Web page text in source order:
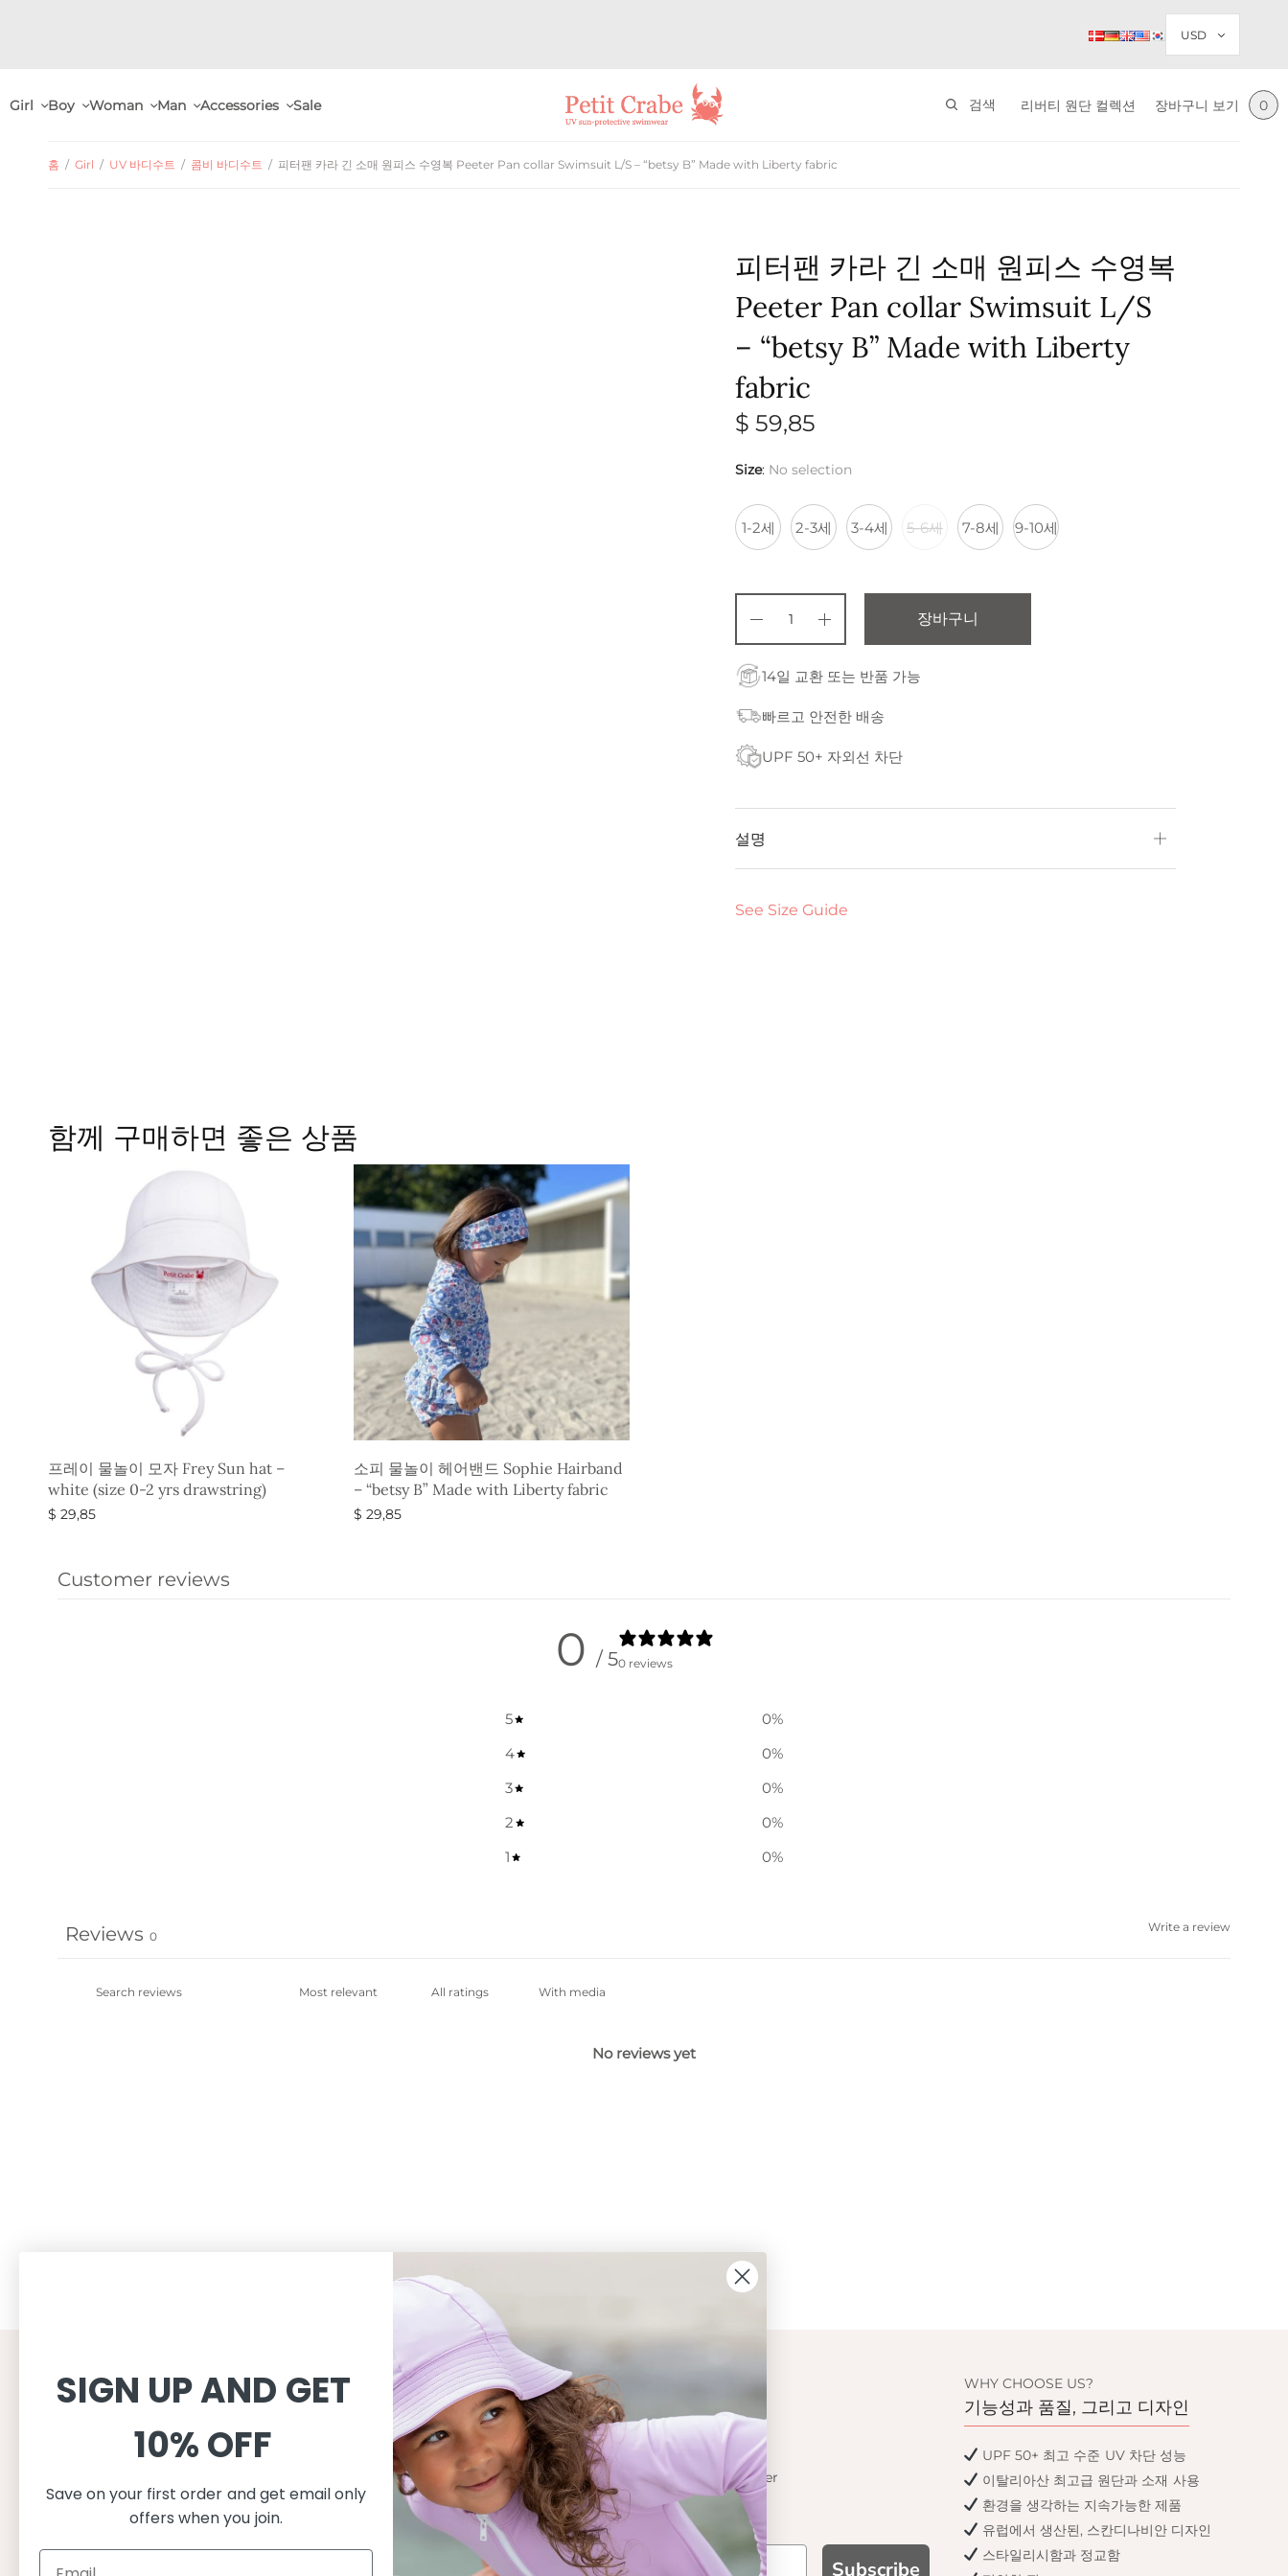
Girl Boy Woman Man Accessories Sale 검색 리버티 원단 컬렉션 장바구니 보기 0
홈 / Girl / UV 바디수트 / 콤비 바디수트 / 피터팬 카라 긴 소매 원피스 수영복 Peeter Pan collar Swimsuit L/S – “betsy B” Made with Liberty fabric
피터팬 카라 긴 소매 원피스 수영복
Peeter Pan collar Swimsuit L/S
– “betsy B” Made with Liberty
fabric
$ 59,85
Size: No selection
1-2세 2-3세 3-4세 5-6세 7-8세 9-10세
장바구니
14일 교환 또는 반품 가능
빠르고 안전한 배송
UPF 50+ 자외선 차단
설명
See Size Guide
함께 구매하면 좋은 상품
프레이 물놀이 모자 Frey Sun hat –
white (size 0-2 yrs drawstring)
$ 29,85
소피 물놀이 헤어밴드 Sophie Hairband
– “betsy B” Made with Liberty fabric
$ 29,85
Customer reviews
0 / 50 reviews
5 0%
4
0%
3
0%
2
0%
1
0%
Write a review
Reviews 0
With media
No reviews yet
CUSTOMER SERVICE
Shopping
반품교환
개인정보처리방침
FAQ
INFORMATION
About
About Petit Crabe
지속가능성
수영복 관리
자외선 차단 기능성
제품 특성
Get in touch
Contact us
Become a retailer
Subscribe
WHY CHOOSE US?
기능성과 품질, 그리고 디자인
UPF 50+ 최고 수준 UV 차단 성능
이탈리아산 최고급 원단과 소재 사용
환경을 생각하는 지속가능한 제품
유럽에서 생산된, 스칸디나비안 디자인
스타일리시함과 정교함
SIGN UP AND GET
10% OFF
Save on your first order and get email only
offers when you join.